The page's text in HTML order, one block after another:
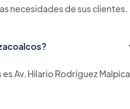
necesidades de sus clientes.
Av. Hilario Rodríguez Malpica